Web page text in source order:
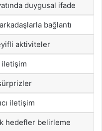
duygusal ifade
bağlantı
aktiviteler
iletişim
iletişim
hedefler belirleme